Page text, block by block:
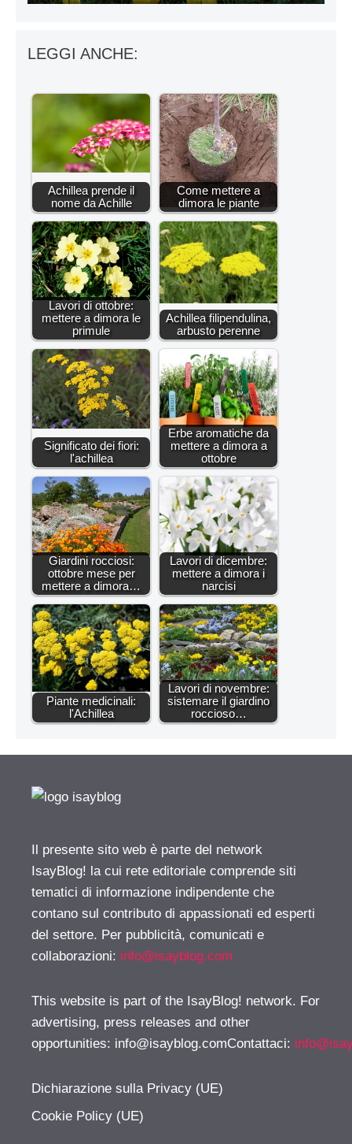
LEGGI ANCHE:
Achillea prende il
nome da Achille
Come mettere a
dimora le piante
Lavori di ottobre:
mettere a dimora le
primule
Achillea filipendulina,
arbusto perenne
Significato dei fiori:
l'achillea
Erbe aromatiche da
mettere a dimora a
ottobre
Giardini rocciosi:
ottobre mese per
mettere a dimora…
Lavori di dicembre:
mettere a dimora i
narcisi
Piante medicinali:
l'Achillea
Lavori di novembre:
sistemare il giardino
roccioso…
Il presente sito web è parte del network
IsayBlog! la cui rete editoriale comprende siti
tematici di informazione indipendente che
contano sul contributo di appassionati ed esperti
del settore. Per pubblicità, comunicati e
collaborazioni: info@isayblog.com
This website is part of the IsayBlog! network. For
advertising, press releases and other
opportunities: info@isayblog.comContattaci:
Dichiarazione sulla Privacy (UE)
Cookie Policy (UE)